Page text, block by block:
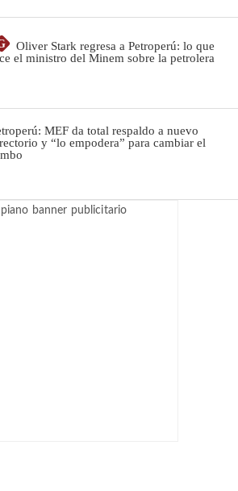
Oliver Stark regresa a Petroperú: lo que
el ministro del Minem sobre la petrolera
MEF da total respaldo a nuevo
y “lo empodera” para cambiar el